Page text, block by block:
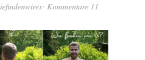
Kommentare 11